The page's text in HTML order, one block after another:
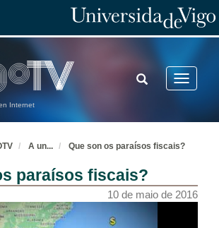
Internet
Toggle
TOGGLE
SEARCH
A un... Que son os paraísos fiscais?
paraísos fiscais?
10 de maio de 2016